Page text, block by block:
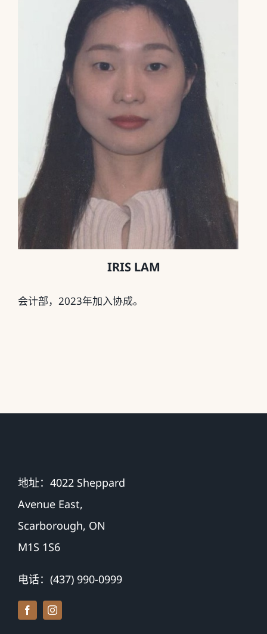
IRIS LAM
会计部，2023年加入协成。
地址：4022 Sheppard
Avenue East,
Scarborough, ON
M1S 1S6
电话：(437) 990-0999